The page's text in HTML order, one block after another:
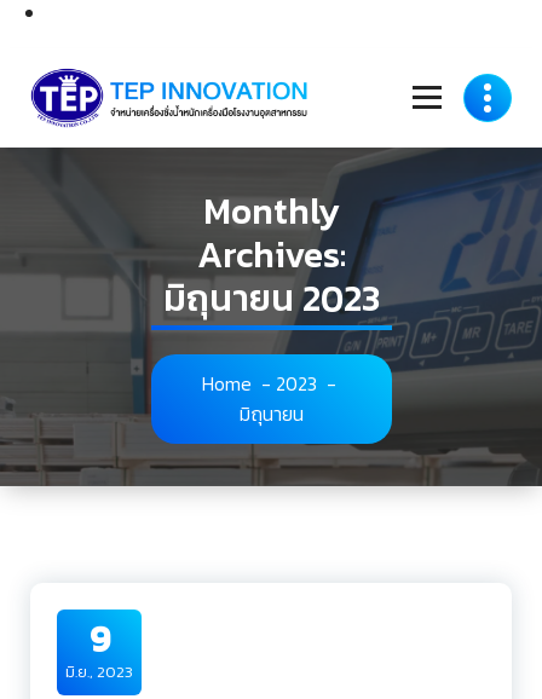
content
Monthly
Archives:
มิถุนายน 2023
Home - 2023 -
มิถุนายน
9
มิ.ย., 2023